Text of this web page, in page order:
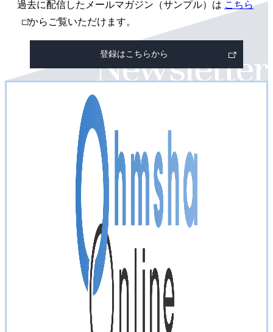
ジ過去に配信したメールマガジン（サンプル）は こちら
外
部
ン
からご覧いただけます。
登録はこちらから